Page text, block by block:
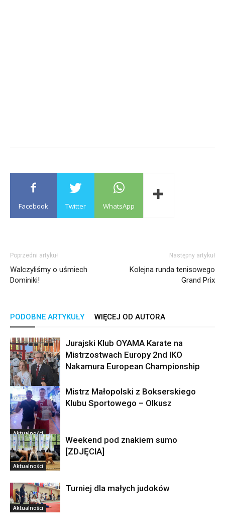
Facebook Twitter WhatsApp
Poprzedni artykuł
Walczyliśmy o uśmiech
Dominiki!
Następny artykuł
Kolejna runda tenisowego
Grand Prix
PODOBNE ARTYKUŁY WIĘCEJ OD AUTORA
Aktualności
Jurajski Klub OYAMA Karate na
Mistrzostwach Europy 2nd IKO
Nakamura European Championship
Aktualności
Mistrz Małopolski z Bokserskiego
Klubu Sportowego – Olkusz
Aktualności
Weekend pod znakiem sumo
[ZDJĘCIA]
Aktualności
Turniej dla małych judoków